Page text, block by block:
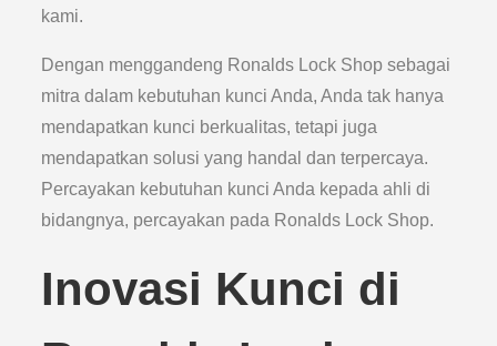
kami.
Dengan menggandeng Ronalds Lock Shop sebagai
mitra dalam kebutuhan kunci Anda, Anda tak hanya
mendapatkan kunci berkualitas, tetapi juga
mendapatkan solusi yang handal dan terpercaya.
Percayakan kebutuhan kunci Anda kepada ahli di
bidangnya, percayakan pada Ronalds Lock Shop.
Inovasi Kunci di